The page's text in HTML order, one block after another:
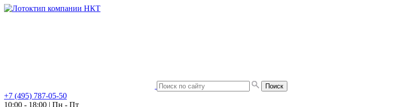
+7 (495) 787-05-50
10:00 - 18:00 | Пн - Пт